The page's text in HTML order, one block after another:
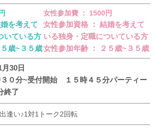
を考えて
いている方
歳~３５歳
女性参加費 ： 1500円
女性参加資格 ： 結婚を考えて
いる独身・定職についている方
女性参加年齢 ： ２５歳~３５歳
30日
３０分~受付開始 １５時４５分パーティー
終了
逢い♪1対1トーク2回転